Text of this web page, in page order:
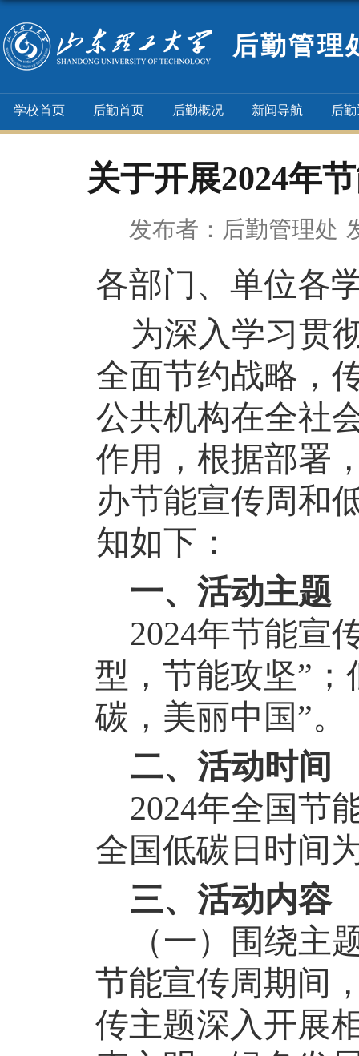
后勤管理
学校首页 后勤首页 后勤概况 新闻导航 后
关于开展2024年
发布者：后勤管理处
各部门、单位各
为深入学习贯
全面节约战略，
公共机构在全社
作用，根据部署
办节能宣传周和
知如下：
一、活动主题
2024年节能宣
型，节能攻坚”
碳，美丽中国”。
二、活动时间
2024年全国节
全国低碳日时间
三、活动内容
（一）围绕主
节能宣传周期间
传主题深入开展